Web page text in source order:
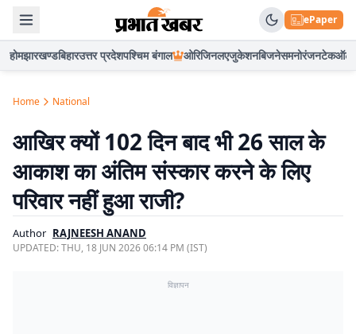
ePaper
होमझारखण्डबिहारउत्तर प्रदेशपश्चिम बंगाल ओरिजिनलएजुकेशनबिजनेसमनोरंजनटेकऑटो
Home National
आखिर क्यों 102 दिन बाद भी 26 साल के
आकाश का अंतिम संस्कार करने के लिए
परिवार नहीं हुआ राजी?
Author RAJNEESH ANAND
UPDATED:THU, 18 JUN 2026 06:14 PM (IST)
विज्ञापन